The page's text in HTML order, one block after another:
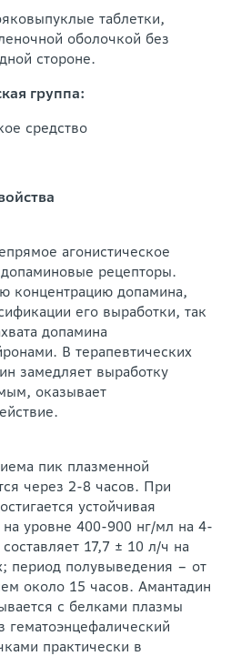
таблетки,
оболочкой без
стороне.
группа:
средство
агонистическое
рецепторы.
концентрацию допамина,
его выработки, так
допамина
В терапевтических
замедляет выработку
оказывает
пик плазменной
через 2-8 часов. При
устойчивая
уровне 400-900 нг/мл на 4-
17,7 ± 10 л/ч на
период полувыведения – от
около 15 часов. Амантадин
с белками плазмы
гематоэнцефалический
практически в